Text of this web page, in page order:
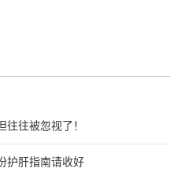
往被忽视了！
护肝指南请收好